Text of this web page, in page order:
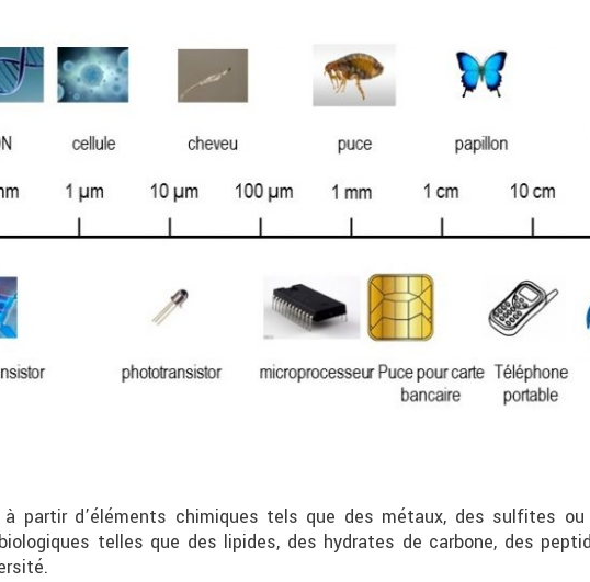
partir d’éléments chimiques tels que des métaux, des sulfites
telles que des lipides, des hydrates de carbone, des